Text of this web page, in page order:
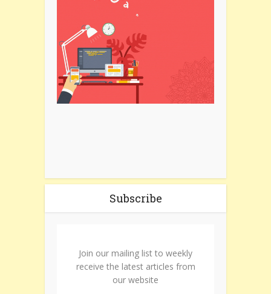
Subscribe
Join our mailing list to weekly
receive the latest articles from
our website